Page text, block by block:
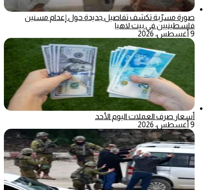
صورة مسرّبة تكشف تفاصيل جديدة حول إعدام مسنين
فلسطينيين في بيت لاهيا
9 أغسطس، 2026
أسعار صرف العملات اليوم الأحد
9 أغسطس، 2026